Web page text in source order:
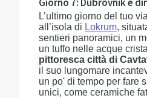
Giorno 7: Dubrovnik e
L’ultimo giorno del tuo
all’isola di Lokrum,
sentieri panoramici, un
un tuffo nelle acque
pittoresca città di
il suo lungomare
un po' di tempo per fare
unici, come ceramiche